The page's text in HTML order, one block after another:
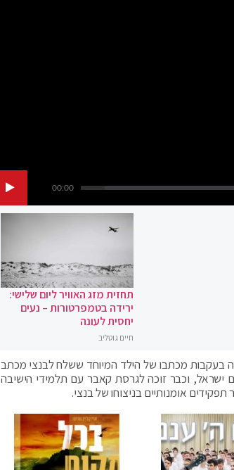
00:00
תחזית מזג האוויר ליום שלישי:
ירידה בטמפרטורות – נעים
יחסית לעונה
חיים גוטליב
בעקבות מכתבו של הילד המיוחד ששלח לבנצי מכתב
ישראל, וכבר זוכה לגרסת קאבר עם תלמידי הישיבה
אומנותיים בניצוחו של בנצי.